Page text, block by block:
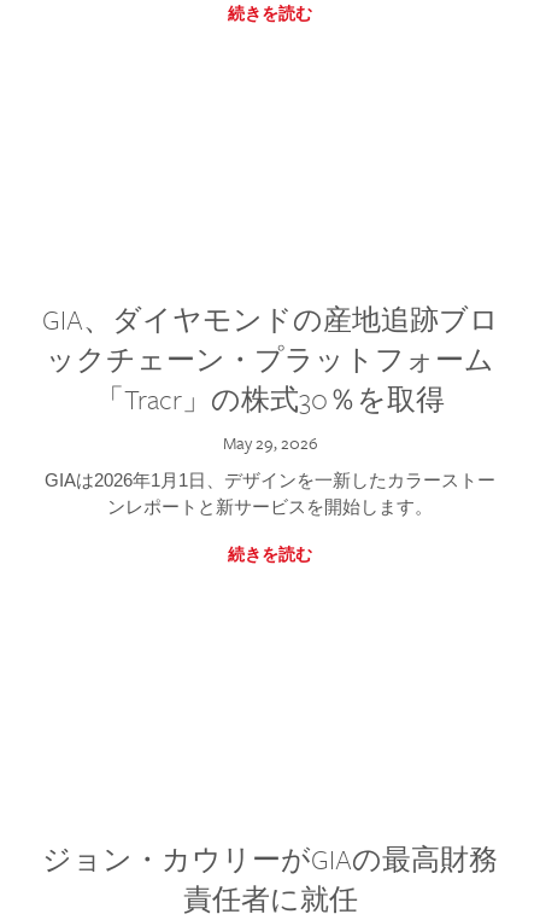
続きを読む
GIA、ダイヤモンドの産地追跡ブロ
ックチェーン・プラットフォーム
「Tracr」の株式30％を取得
May 29, 2026
GIAは2026年1月1日、デザインを一新したカラーストー
ンレポートと新サービスを開始します。
続きを読む
ジョン・カウリーがGIAの最高財務
責任者に就任